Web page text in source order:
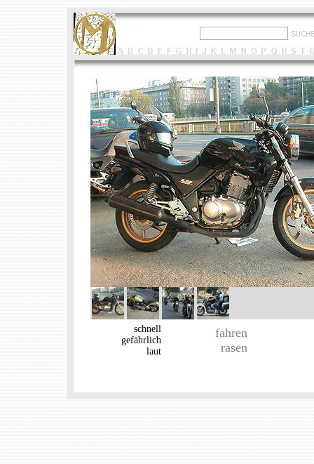
schnell
gefährlich
laut
fahren
rasen